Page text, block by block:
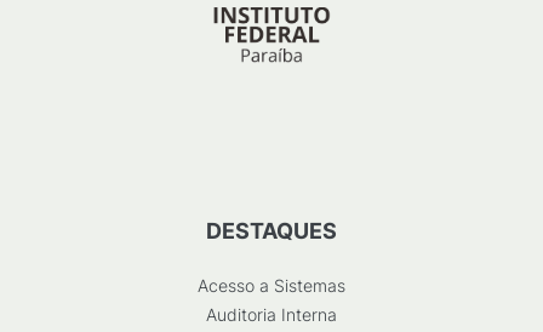
DESTAQUES
Acesso a Sistemas
Auditoria Interna